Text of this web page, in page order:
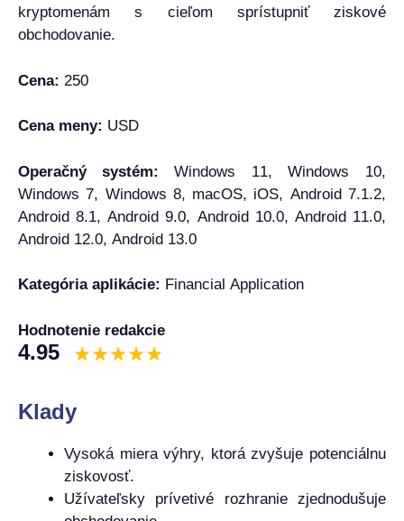
kryptomenám s cieľom sprístupniť ziskové
obchodovanie.
Cena: 250
Cena meny: USD
Operačný systém: Windows 11, Windows 10,
Windows 7, Windows 8, macOS, iOS, Android 7.1.2,
Android 8.1, Android 9.0, Android 10.0, Android 11.0,
Android 12.0, Android 13.0
Kategória aplikácie: Financial Application
Hodnotenie redakcie
4.95
Klady
Vysoká miera výhry, ktorá zvyšuje potenciálnu
ziskovosť.
Užívateľsky prívetivé rozhranie zjednodušuje